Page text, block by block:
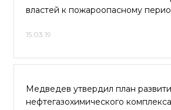
властей к пожароопасному
15.03.19
Медведев утвердил план
нефтегазохимического